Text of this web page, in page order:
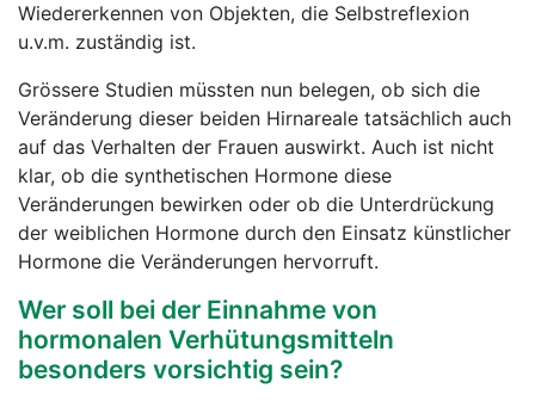
Wiedererkennen von Objekten, die Selbstreflexion
u.v.m. zuständig ist.
Grössere Studien müssten nun belegen, ob sich die
Veränderung dieser beiden Hirnareale tatsächlich auch
auf das Verhalten der Frauen auswirkt. Auch ist nicht
klar, ob die synthetischen Hormone diese
Veränderungen bewirken oder ob die Unterdrückung
der weiblichen Hormone durch den Einsatz künstlicher
Hormone die Veränderungen hervorruft.
Wer soll bei der Einnahme von
hormonalen Verhütungsmitteln
besonders vorsichtig sein?